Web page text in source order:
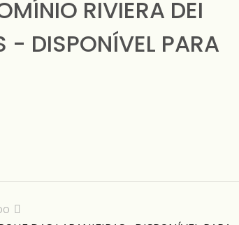
RIVIERA DEI
- DISPONÍVEL PARA